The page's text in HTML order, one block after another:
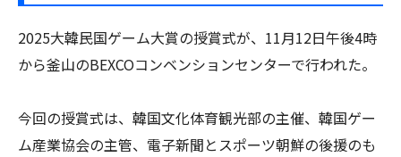
2025大韓民国ゲーム大賞の授賞式が、11月12日午後4時
から釜山のBEXCOコンベンションセンターで行われた。
今回の授賞式は、韓国文化体育観光部の主催、韓国ゲー
ム産業協会の主管、電子新聞とスポーツ朝鮮の後援のも